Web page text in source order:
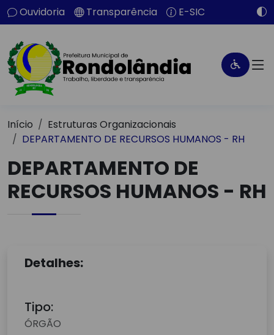
Ouvidoria Transparência E-SIC
Início
Estruturas Organizacionais
DEPARTAMENTO DE RECURSOS HUMANOS - RH
DEPARTAMENTO DE
RECURSOS HUMANOS - RH
Detalhes:
Tipo:
ÓRGÃO